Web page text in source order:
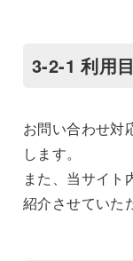
3-2-1 利用
お問い合わせ対
します。
また、当サイト
紹介させていた